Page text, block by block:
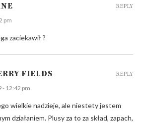
pm
zaciekawił ?
REPLY
FIELDS
- 12:42 pm
wielkie nadzieje, ale niestety jestem
działaniem. Plusy za to za skład, zapach,
REPLY